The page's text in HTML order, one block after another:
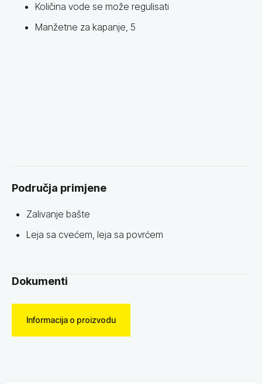
Količina vode se može regulisati
Manžetne za kapanje, 5
Područja primjene
Zalivanje bašte
Leja sa cvećem, leja sa povrćem
Dokumenti
Informacija o proizvodu